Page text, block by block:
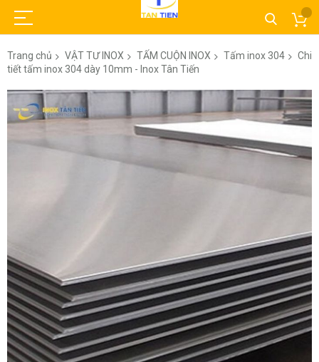
Trang chủ VẬT TƯ INOX TẤM CUỘN INOX Tấm inox 304
Chi
tiết tấm inox 304 dày 10mm - Inox Tân Tiến
Chuyển
đến
phần